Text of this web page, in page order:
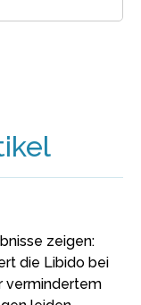
zeigen:
die Libido bei
vermindertem